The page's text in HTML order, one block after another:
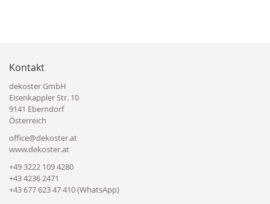
Kontakt
dekoster GmbH
Eisenkappler Str. 10
9141 Eberndorf
Österreich
office@dekoster.at
www.dekoster.at
+49 3222 109 4280
+43 4236 2471
+43 677 623 47 410 (WhatsApp)